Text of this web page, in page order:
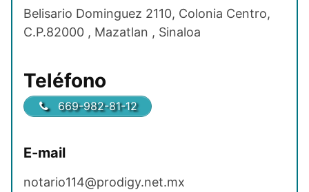
Belisario Dominguez 2110, Colonia Centro,
C.P.82000 , Mazatlan , Sinaloa
Teléfono
669-982-81-12
E-mail
notario114@prodigy.net.mx